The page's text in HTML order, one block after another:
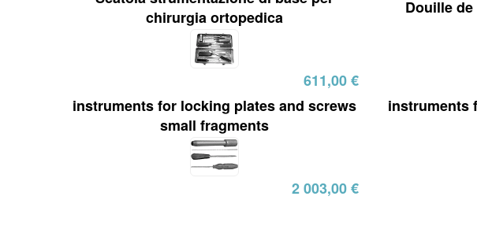
chirurgia ortopedica
611,00 €
Douille
instruments for locking plates and screws
small fragments
2 003,00 €
instruments